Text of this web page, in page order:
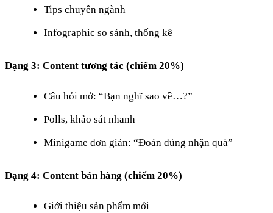
Tips chuyên ngành
Infographic so sánh, thống kê
Dạng 3: Content tương tác (chiếm 20%)
Câu hỏi mở: “Bạn nghĩ sao về…?”
Polls, khảo sát nhanh
Minigame đơn giản: “Đoán đúng nhận quà”
Dạng 4: Content bán hàng (chiếm 20%)
Giới thiệu sản phẩm mới